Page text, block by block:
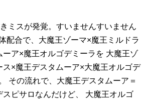
ミスが発覚。すいませんすいません
配合で、大魔王ゾーマ×魔王ミルドラ
ア×魔王オルゴデミーラを 大魔王ゾ
ス×魔王デスタムーア×大魔王オルゴデ
その流れで、大魔王デスタムーア＝
ピサロなんだけど、
大魔王オルゴ